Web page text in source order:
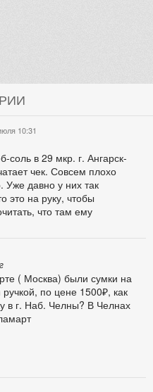
10:31
соль в 29 мкр. г. Ангарск-
чек. Совсем плохо
Уже давно у них так
это на руку, чтобы
что там ему
( Москва) были сумки на
по цене 1500₽, как
в г. Наб. Челны? В Челнах